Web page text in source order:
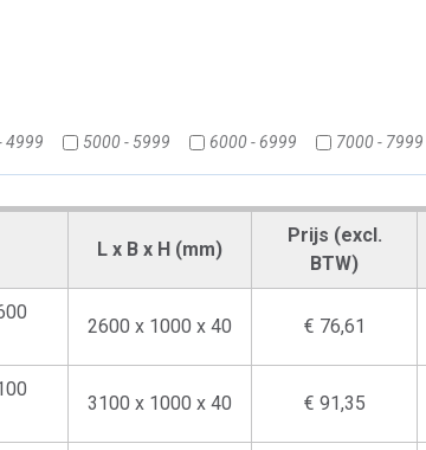
4999 5000 - 5999 6000 - 6999 7000 - 7999
L x B x H (mm)
Prijs (excl.
BTW)
2600 x 1000 x 40 € 76,61
3100 x 1000 x 40 € 91,35